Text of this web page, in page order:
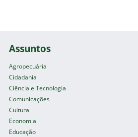
Assuntos
Agropecuária
Cidadania
Ciência e Tecnologia
Comunicações
Cultura
Economia
Educação